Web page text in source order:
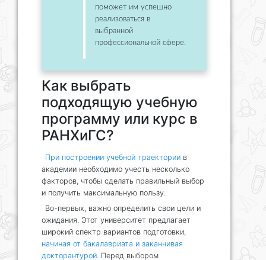
поможет им успешно
реализоваться в
выбранной
профессиональной сфере.
Как выбрать
подходящую учебную
программу или курс в
РАНХиГС?
При построении учебной траектории в
академии необходимо учесть несколько
факторов, чтобы сделать правильный выбор
и получить максимальную пользу.
Во-первых, важно определить свои цели и
ожидания. Этот университет предлагает
широкий спектр вариантов подготовки,
начиная от бакалавриата и заканчивая
докторантурой . Перед выбором